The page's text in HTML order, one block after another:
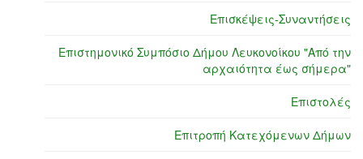
Επισκέψεις-Συναντήσεις
Επιστημονικό Συμπόσιο Δήμου Λευκονοίκου "Από την
αρχαιότητα έως σήμερα"
Επιστολές
Επιτροπή Κατεχόμενων Δήμων